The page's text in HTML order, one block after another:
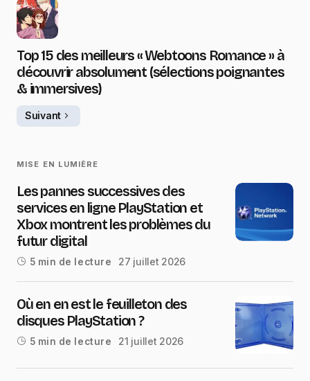
Top 15 des meilleurs « Webtoons Romance » à
découvrir absolument (sélections poignantes
& immersives)
Suivant
MISE EN LUMIÈRE
Les pannes successives des
services en ligne PlayStation et
Xbox montrent les problèmes du
futur digital
5 min de lecture 27 juillet 2026
Où en en est le feuilleton des
disques PlayStation ?
5 min de lecture 21 juillet 2026